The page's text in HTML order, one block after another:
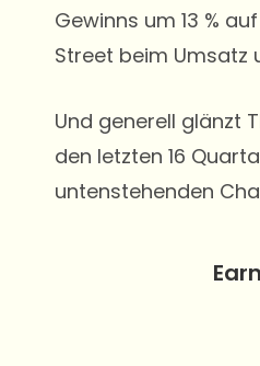
Gewinns um 13 %
Street beim Umsatz
Und generell glänzt
den letzten 16
untenstehenden